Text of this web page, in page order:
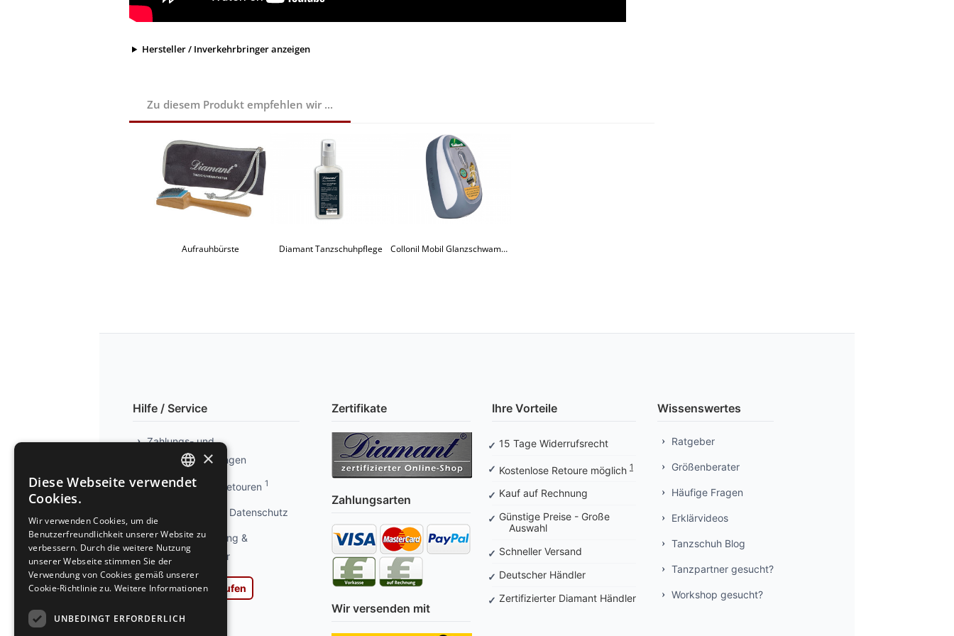
Hersteller / Inverkehrbringer anzeigen
Zu diesem Produkt empfehlen wir ...
Aufrauhbürste Diamant Tanzschuhpflege Collonil Mobil Glanzschwamm farblos
Hilfe / Service
Zahlungs- und
Versandbedingungen
Info kostenlose Retouren 1
Privatsphäre und Datenschutz
Widerrufsbelehrung &
Widerrufsformular
Vertrag widerrufen
AGB
Zertifikate
Zahlungsarten
Wir versenden mit
Ihre Vorteile
15 Tage Widerrufsrecht
Kostenlose Retoure möglich 1
Kauf auf Rechnung
Günstige Preise - Große
Auswahl
Schneller Versand
Deutscher Händler
Zertifizierter Diamant Händler
Wissenswertes
Ratgeber
Größenberater
Häufige Fragen
Erklärvideos
Tanzschuh Blog
Tanzpartner gesucht?
Workshop gesucht?
GERMAN
×
Diese Webseite verwendet
Cookies.
Wir verwenden Cookies, um die
Benutzerfreundlichkeit unserer Website zu
verbessern. Durch die weitere Nutzung
unserer Webseite stimmen Sie der
Verwendung von Cookies gemäß unserer
Cookie-Richtlinie zu. Weitere Informationen
UNBEDINGT ERFORDERLICH